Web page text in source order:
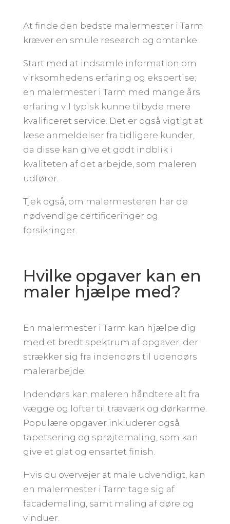
At finde den bedste malermester i Tarm
kræver en smule research og omtanke.
Start med at indsamle information om
virksomhedens erfaring og ekspertise;
en malermester i Tarm med mange års
erfaring vil typisk kunne tilbyde mere
kvalificeret service. Det er også vigtigt at
læse anmeldelser fra tidligere kunder,
da disse kan give et godt indblik i
kvaliteten af det arbejde, som maleren
udfører.
Tjek også, om malermesteren har de
nødvendige certificeringer og
forsikringer.
Hvilke opgaver kan en
maler hjælpe med?
En malermester i Tarm kan hjælpe dig
med et bredt spektrum af opgaver, der
strækker sig fra indendørs til udendørs
malerarbejde.
Indendørs kan maleren håndtere alt fra
vægge og lofter til træværk og dørkarme.
Populære opgaver inkluderer også
tapetsering og sprøjtemaling, som kan
give et glat og ensartet finish.
Hvis du overvejer at male udvendigt, kan
en malermester i Tarm tage sig af
facademaling, samt maling af døre og
vinduer.